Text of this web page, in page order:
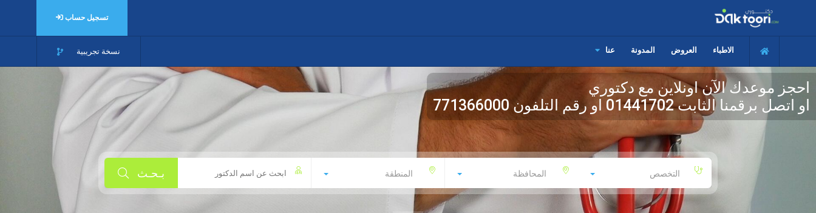
تسجيل حساب
نسخة تجريبية الاطباء العروض المدونة عنا
التخصص المحافظة المنطقة بـحـث
احجز موعدك الآن اونلاين مع دكتوري
771366000
او اتصل برقمنا الثابت01441702 او رقم التلفون